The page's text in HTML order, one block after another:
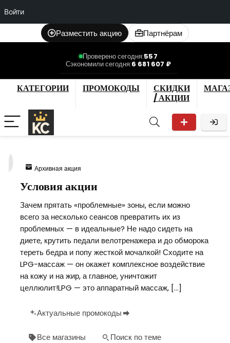
Войти
Разместить акцию Партнёрам
Проверено сегодня:557
Сэкономили сегодня:6 681 607 ₽
КАТЕГОРИИ ПРОМОКОДЫ
СКИДКИ
/ АКЦИИ
Архивная акция
Условия акции
Зачем прятать «проблемные» зоны, если можно
всего за несколько сеансов превратить их из
проблемных — в идеальные? Не надо сидеть на
диете, крутить педали велотренажера и до обморока
тереть бедра и попу жесткой мочалкой! Сходите на
LPG-массаж — он окажет комплексное воздействие
на кожу и на жир, а главное, уничтожит
целлюлит!LPG — это аппаратный массаж, […]
Актуальные промокоды
Все магазины Поиск по теме